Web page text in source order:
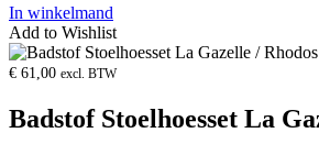
In winkelmand
Add to Wishlist
Product
openen
€ 61,00 excl. BTW
Badstof Stoelhoesset La